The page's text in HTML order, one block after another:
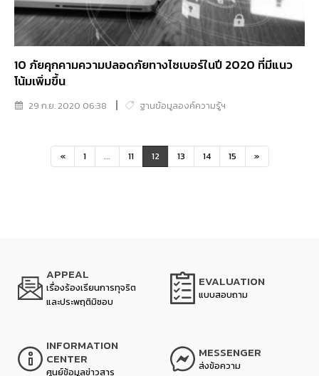
10 ภัยคุกคามความปลอดภัยทางไซเบอร์ในปี 2020 ที่มีแนว
โน้มเพิ่มขึ้น
29 ก.ย. 2020 06:38 ฐานข้อมูลองค์ความรู้ฯ
« 1 ... 11 12 13 14 15 »
APPEAL
เรื่องร้องเรียนการทุจริต
และประพฤติมิชอบ
EVALUATION
แบบสอบถาม
INFORMATION
CENTER
ศูนย์ข้อมูลข่าวสาร
MESSENGER
ส่งข้อความ